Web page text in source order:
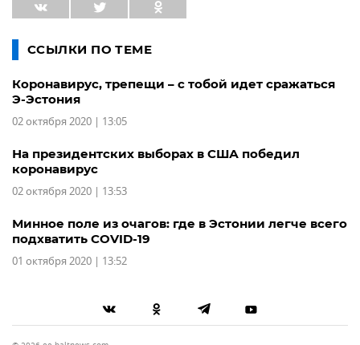
ССЫЛКИ ПО ТЕМЕ
Коронавирус, трепещи – с тобой идет сражаться
Э-Эстония
02 октября 2020 | 13:05
На президентских выборах в США победил
коронавирус
02 октября 2020 | 13:53
Минное поле из очагов: где в Эстонии легче всего
подхватить COVID-19
01 октября 2020 | 13:52